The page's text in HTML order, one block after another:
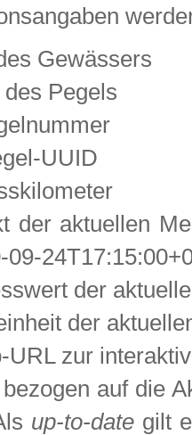
Gewässers
Pegels
UUID
der aktuellen
09-
der
der
URL zur
auf die
up-to-date gilt